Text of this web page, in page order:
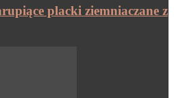
placki ziemniaczane z